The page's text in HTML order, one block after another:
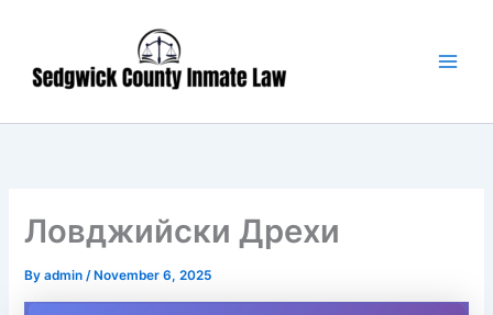
content
Ловджийски Дрехи
Byadmin/ November 6, 2025